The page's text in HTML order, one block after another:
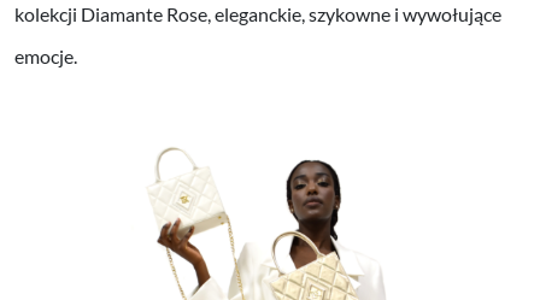
kolekcji Diamante Rose, eleganckie, szykowne i wywołujące
emocje.